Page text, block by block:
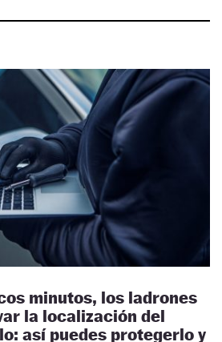
minutos, los ladrones
la localización del
así puedes protegerlo y